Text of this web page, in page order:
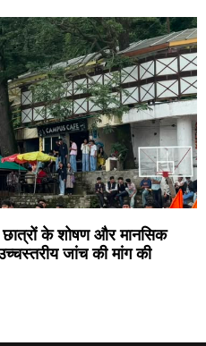
के शोषण और मानसिक
जांच की मांग की